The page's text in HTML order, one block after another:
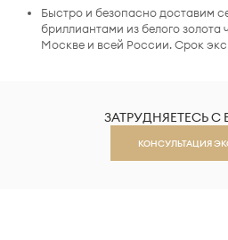
Быстро и безопасно доставим
бриллиантами из белого
Москве и всей России. Срок
ЗАТРУДНЯЕТЕСЬ
КОНСУЛЬТАЦИЯ